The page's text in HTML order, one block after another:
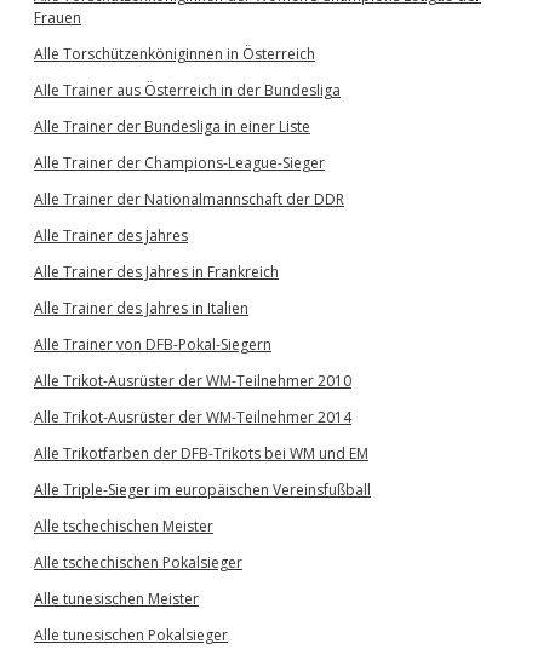
Frauen
Alle Torschützenköniginnen in Österreich
Alle Trainer aus Österreich in der Bundesliga
Alle Trainer der Bundesliga in einer Liste
Alle Trainer der Champions-League-Sieger
Alle Trainer der Nationalmannschaft der DDR
Alle Trainer des Jahres
Alle Trainer des Jahres in Frankreich
Alle Trainer des Jahres in Italien
Alle Trainer von DFB-Pokal-Siegern
Alle Trikot-Ausrüster der WM-Teilnehmer 2010
Alle Trikot-Ausrüster der WM-Teilnehmer 2014
Alle Trikotfarben der DFB-Trikots bei WM und EM
Alle Triple-Sieger im europäischen Vereinsfußball
Alle tschechischen Meister
Alle tschechischen Pokalsieger
Alle tunesischen Meister
Alle tunesischen Pokalsieger